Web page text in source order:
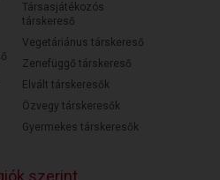
Társasjátékozós
társkereső
Vegetáriánus társkereső
Zenefüggő társkereső
Elvált társkeresők
Özvegy társkeresők
Gyermekes társkeresők
szerint